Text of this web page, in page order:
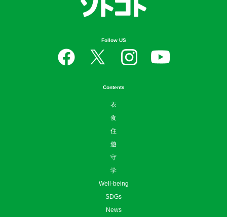
Follow US
Contents
衣
食
住
遊
守
学
Well-being
SDGs
News